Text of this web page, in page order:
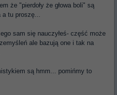
że "pierdoły że głowa boli" są
a tu proszę...
sam się nauczyłeś- część może
ale bazują one i tak na
są hmm... pomińmy to